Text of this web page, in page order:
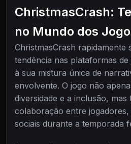
ChristmasCrash:
no Mundo dos
ChristmasCrash rapidamente
tendência nas plataformas
à sua mistura única de
envolvente. O jogo não
diversidade e a inclusão, mas
colaboração entre
sociais durante a temporada